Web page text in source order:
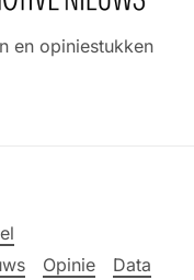
en opiniestukken
Opinie Data